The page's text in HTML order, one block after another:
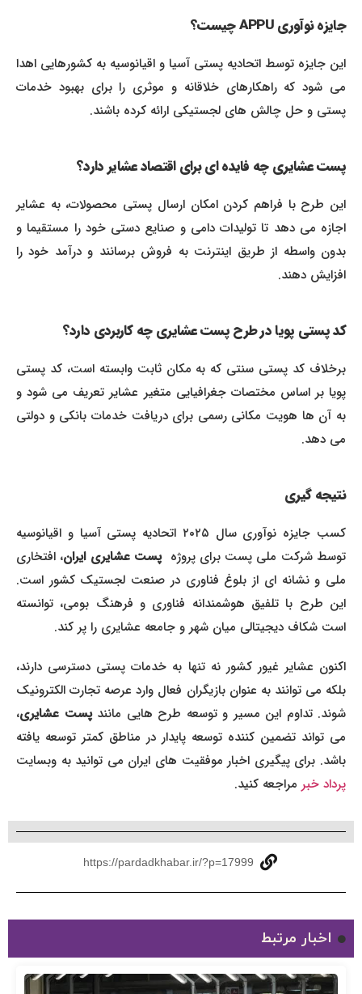
جایزه نوآوری APPU چیست؟
این جایزه توسط اتحادیه پستی آسیا و اقیانوسیه به کشورهایی اهدا
می شود که راهکارهای خلاقانه و موثری را برای بهبود خدمات
پستی و حل چالش های لجستیکی ارائه کرده باشند.
پست عشایری چه فایده ای برای اقتصاد عشایر دارد؟
این طرح با فراهم کردن امکان ارسال پستی محصولات، به عشایر
اجازه می دهد تا تولیدات دامی و صنایع دستی خود را مستقیما و
بدون واسطه از طریق اینترنت به فروش برسانند و درآمد خود را
افزایش دهند.
کد پستی پویا در طرح پست عشایری چه کاربردی دارد؟
برخلاف کد پستی سنتی که به مکان ثابت وابسته است، کد پستی
پویا بر اساس مختصات جغرافیایی متغیر عشایر تعریف می شود و
به آن ها هویت مکانی رسمی برای دریافت خدمات بانکی و دولتی
می دهد.
نتیجه گیری
کسب جایزه نوآوری سال ۲۰۲۵ اتحادیه پستی آسیا و اقیانوسیه
توسط شرکت ملی پست برای پروژهپست عشایری ایران، افتخاری
ملی و نشانه ای از بلوغ فناوری در صنعت لجستیک کشور است.
این طرح با تلفیق هوشمندانه فناوری و فرهنگ بومی، توانسته
است شکاف دیجیتالی میان شهر و جامعه عشایری را پر کند.
اکنون عشایر غیور کشور نه تنها به خدمات پستی دسترسی دارند،
بلکه می توانند به عنوان بازیگران فعال وارد عرصه تجارت الکترونیک
شوند. تداوم این مسیر و توسعه طرح هایی مانندپست عشایری،
می تواند تضمین کننده توسعه پایدار در مناطق کمتر توسعه یافته
باشد. برای پیگیری اخبار موفقیت های ایران می توانید به وبسایت
پرداد خبرمراجعه کنید.
https://pardadkhabar.ir/?p=17999
اخبار مرتبط